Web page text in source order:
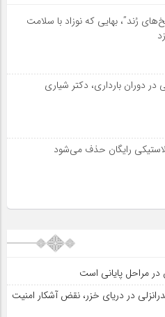
رُند”، بهایی که نوزاد با سلامت
در دوران بارداری، دکتر شیاری
رایگان حذف می‌شود
در مراحل پایانی است
در دریای خزر، نقض آشکار امنیت